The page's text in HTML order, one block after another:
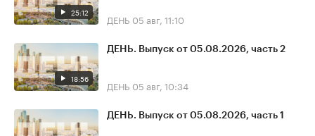
25:12 ДЕНЬ 05 авг, 11:10
18:56
ДЕНЬ. Выпуск от 05.08.2026, часть 2
ДЕНЬ 05 авг, 10:34
ДЕНЬ. Выпуск от 05.08.2026, часть 1